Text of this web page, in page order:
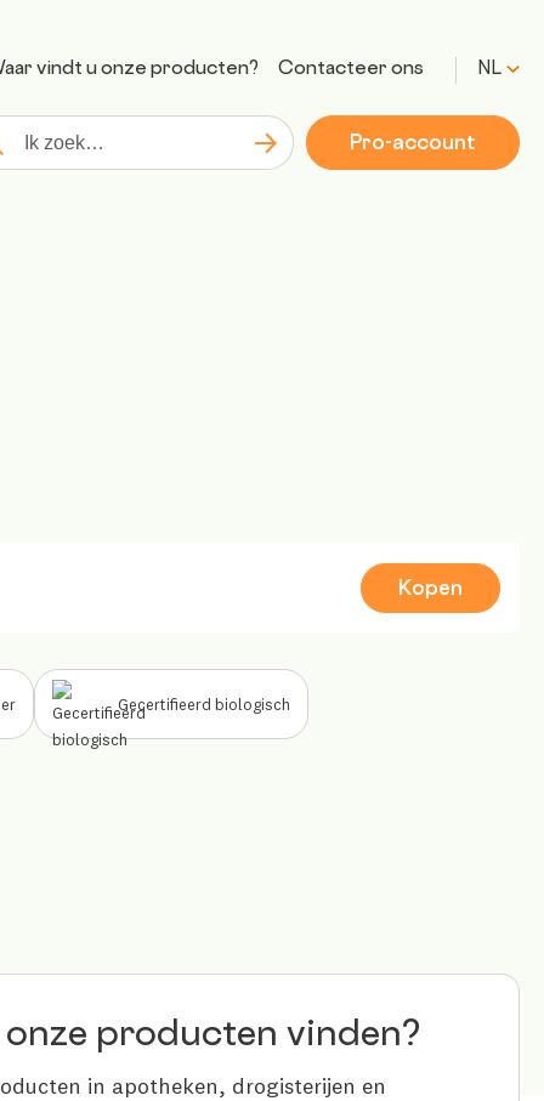
vindt u onze producten? Contacteer ons NL
Zoeken Pro-account
Kopen
Gecertifieerd biologisch
producten vinden?
in apotheken, drogisterijen en